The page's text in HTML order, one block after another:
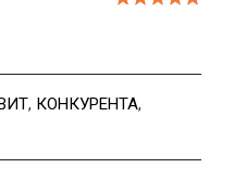
, КОНКУРЕНТА,